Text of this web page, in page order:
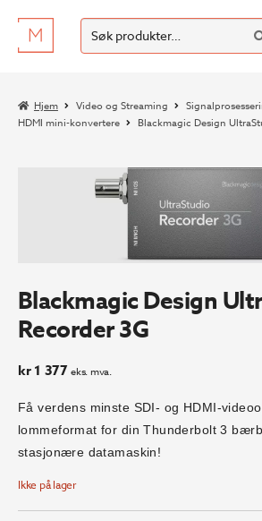
Hopp
til
Hopp
til
Søk
etter:
SØK
Hjem Video og Streaming
HDMI mini-konvertere
Blackmagic Design
Blackmagic Design
Recorder 3G
kr1 377 eks. mva.
Få verdens minste SDI- og HDMI-
lommeformat for din Thunderbolt 3
stasjonære datamaskin!
Ikke på lager